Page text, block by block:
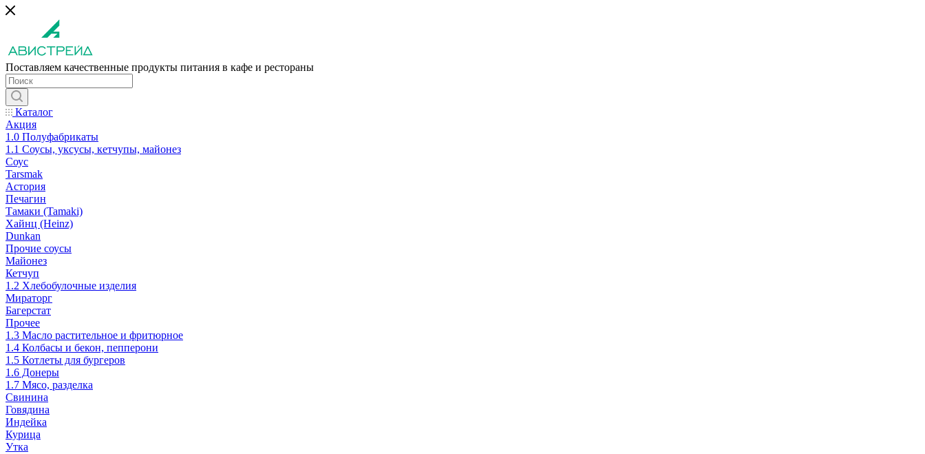
Поставляем качественные продукты питания в кафе и рестораны
Каталог
Акция
1.0 Полуфабрикаты
1.1 Соусы, уксусы, кетчупы, майонез
Соус
Tarsmak
Астория
Печагин
Тамаки (Tamaki)
Хайнц (Heinz)
Dunkan
Прочие соусы
Майонез
Кетчуп
1.2 Хлебобулочные изделия
Мираторг
Багерстат
Прочее
1.3 Масло растительное и фритюрное
1.4 Колбасы и бекон, пепперони
1.5 Котлеты для бургеров
1.6 Донеры
1.7 Мясо, разделка
Свинина
Говядина
Индейка
Курица
Утка